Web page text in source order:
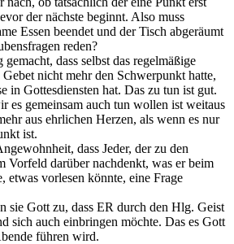
der nächste beginnt. Also muss
Essen beendet und der Tisch abgeräumt
reden?
dass selbst das regelmäßige
nicht mehr den Schwerpunkt hatte,
in Gottesdiensten hat. Das zu tun ist gut.
es gemeinsam auch tun wollen ist weitaus
aus ehrlichen Herzen, als wenn es nur
ist.
dass Jeder, der zu den
Vorfeld darüber nachdenkt, was er beim
etwas vorlesen könnte, eine Frage
sie Gott zu, dass ER durch den Hlg. Geist
sich auch einbringen möchte. Das es Gott
führen wird.